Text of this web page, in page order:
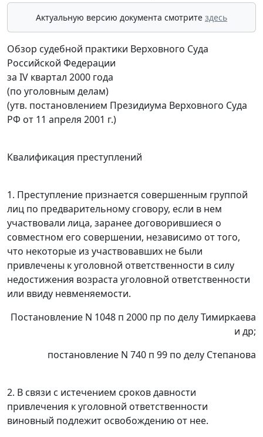
Актуальную версию документа смотрите здесь
Обзор судебной практики Верховного Суда
Российской Федерации
за IV квартал 2000 года
(по уголовным делам)
(утв. постановлением Президиума Верховного Суда
РФ от 11 апреля 2001 г.)
Квалификация преступлений
1. Преступление признается совершенным группой
лиц по предварительному сговору, если в нем
участвовали лица, заранеедоговорившиеся о
совместном его совершении, независимо от того,
что некоторые из участвовавших не были
привлечены к уголовной ответственности в силу
недостижения возраста уголовной ответственности
или ввиду невменяемости.
Постановление N 1048 п 2000 пр по делу Тимиркаева
и др;
постановление N 740 п 99 по делу Степанова
2. В связи с истечением сроков давности
привлечения к уголовной ответственности
виновный подлежит освобождению от нее.